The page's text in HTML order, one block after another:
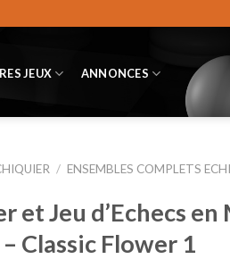
JEUX ANNONCES
/ ENSEMBLES COMPLETS
et Jeu d’Echecs en
Classic Flower 1